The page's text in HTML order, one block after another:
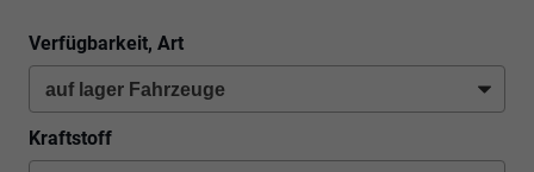
Verfügbarkeit, Art
Kraftstoff